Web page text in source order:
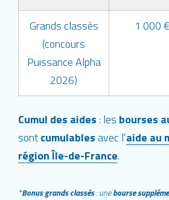
Grands classés
(concours
Puissance Alpha
2026)
1 000
Cumul des aides: les bourses
sontcumulablesavec l’aide au
région Île-de-France.
*Bonus grands classés: unebourse